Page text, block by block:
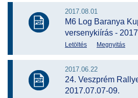
2017.08.01
M6 Log Baranya
versenykiírás -
Letöltés Megnyitás
2017.06.22
24. Veszprém
2017.07.07-09.